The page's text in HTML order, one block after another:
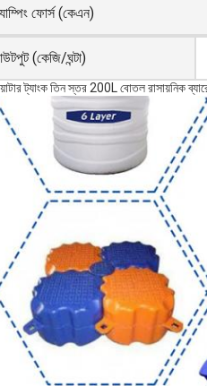
ফোর্স (কেএন)
(কেজি/ঘন্টা)